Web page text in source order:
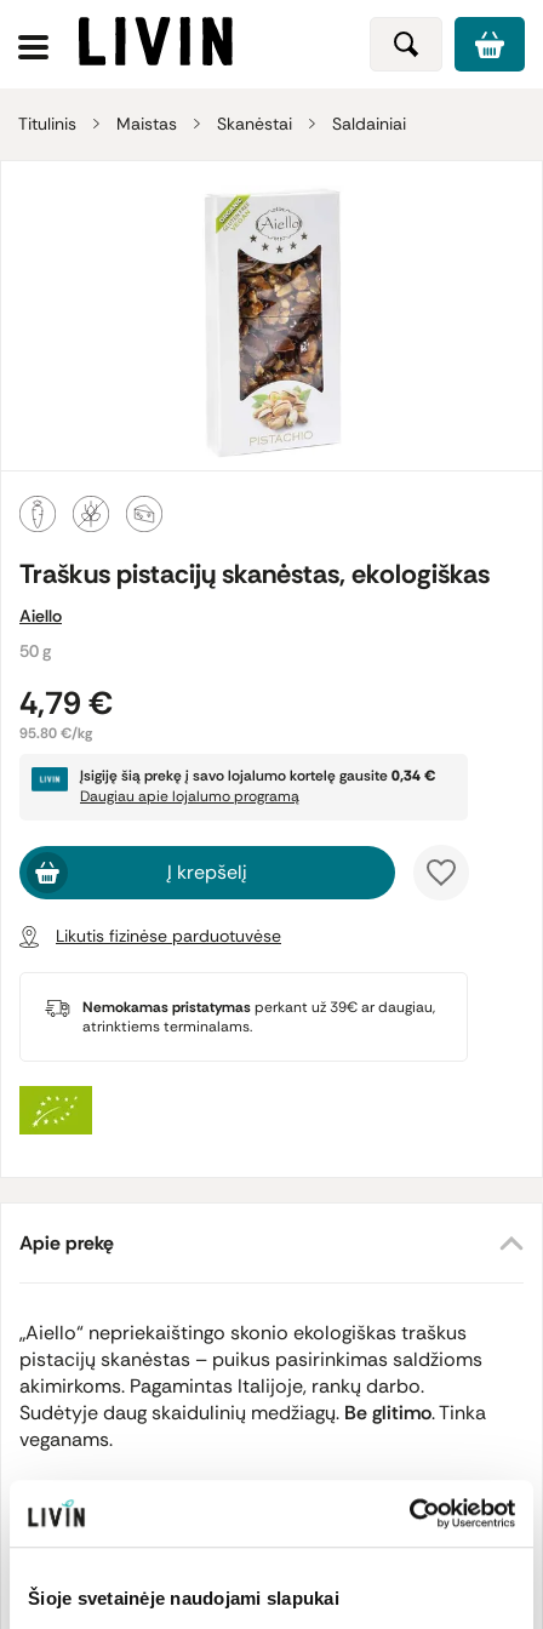
Šioje svetainėje naudojami slapukai
Titulinis Maistas Skanėstai Saldainiai
Traškus pistacijų skanėstas, ekologiškas
Aiello
50 g
4,79 €
95.80 €/kg
Įsigiję šią prekę į savo lojalumo kortelę gausite0,34 €
Daugiau apie lojalumo programą
Į krepšelį
Likutis fizinėse parduotuvėse
Nemokamas pristatymasperkant už 39€ ar daugiau,
atrinktiems terminalams.
Apie prekę
„Aiello“ nepriekaištingo skonio ekologiškas traškus
pistacijų skanėstas – puikus pasirinkimas saldžioms
akimirkoms. Pagamintas Italijoje, rankų darbo.
Sudėtyje daug skaidulinių medžiagų. Be glitimo. Tinka
veganams.
Sertifikatas: IT-BIO-006, ES/ne ES žemės ūkis
Gamintojas